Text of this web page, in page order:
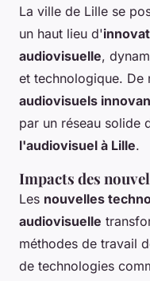
La ville de Lille se
un haut lieu d'
audiovisuelle,
et technologique. De
audiovisuels
par un réseau solide
l'audiovisuel à Lille.
Impacts des
Les nouvelles
audiovisuelle
méthodes de travail
de technologies